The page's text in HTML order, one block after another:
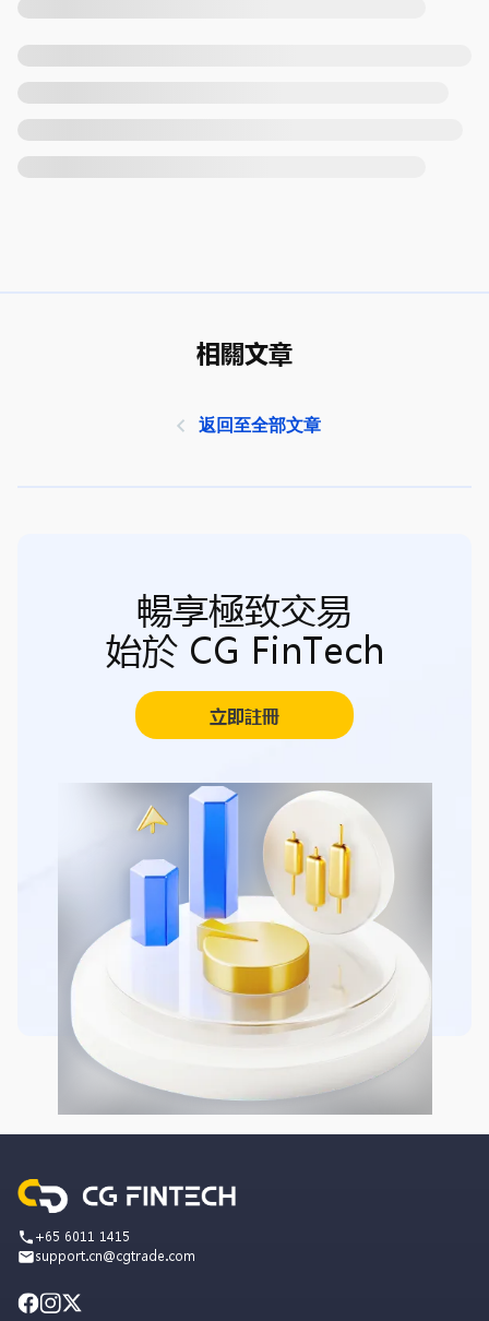
相關文章
返回至全部文章
暢享極致交易
始於 CG FinTech
立即註冊
+65 6011 1415
support.cn@cgtrade.com